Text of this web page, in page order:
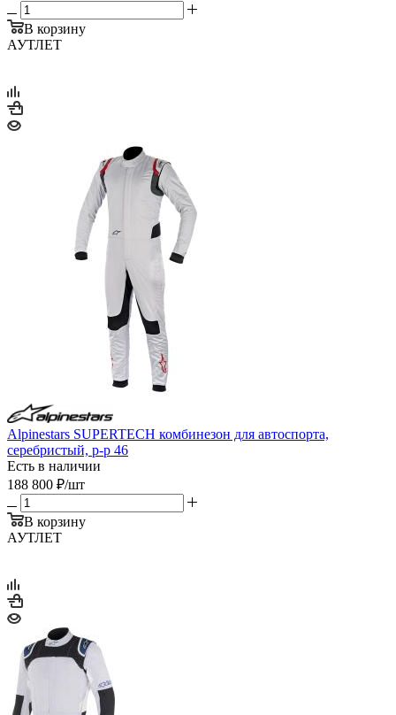
В корзину
АУТЛЕТ
Alpinestars SUPERTECH комбинезон для автоспорта,
серебристый, р-р 46
Есть в наличии
188 800 ₽/шт
В корзину
АУТЛЕТ